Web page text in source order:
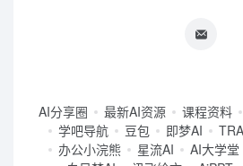
AI分享圈 最新AI资源 课程资料
学吧导航
豆包 即梦AI
办公小浣熊
星流AI AI大学堂